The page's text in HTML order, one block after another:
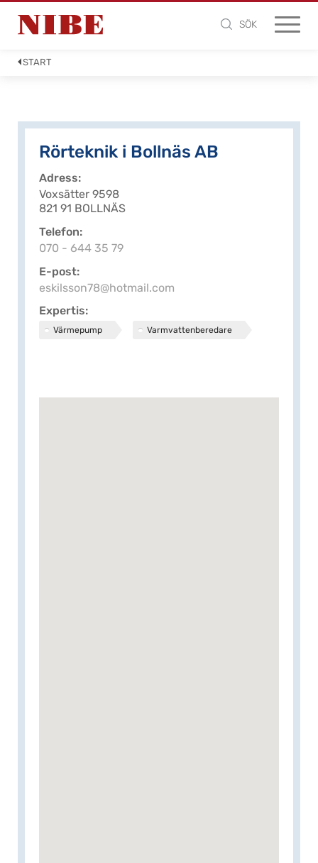
SÖK
START
Rörteknik i Bollnäs AB
Adress
Voxsätter 9598
821 91 BOLLNÄS
Telefon
070 - 644 35 79
E-post
eskilsson78@hotmail.com
Expertis
Värmepump Varmvattenberedare